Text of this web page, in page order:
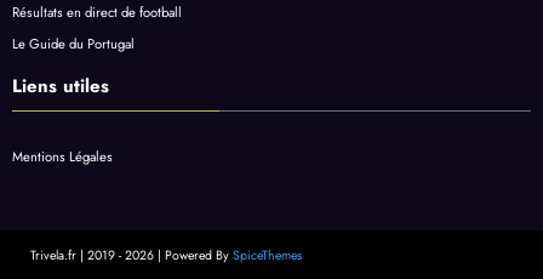
Résultats en direct de football
Le Guide du Portugal
Liens utiles
Mentions Légales
Trivela.fr | 2019 - 2026 | Powered By SpiceThemes